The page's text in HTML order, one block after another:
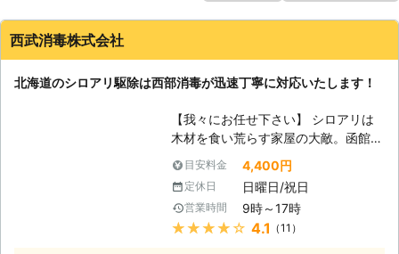
西武消毒株式会社
北海道のシロアリ駆除は西部消毒が迅速丁寧に対応いたします！
【我々にお任せ下さい】 シロアリは
木材を食い荒らす家屋の大敵。函館は
北海道でも南部に位置するため、ヤマ
トシロアリの発生が昔から確認されて
います。むしろ、高温が苦手なシロア
リにとって、函館の冷涼な夏場は、最
も活発に動きまわることが出来る気温
目安料金 4,400円
定休日 日曜日/祝日
営業時間 9時～17時
★★★★★ 4.1 （11）